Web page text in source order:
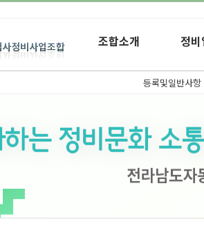
조합소개 정
등록및일반사항